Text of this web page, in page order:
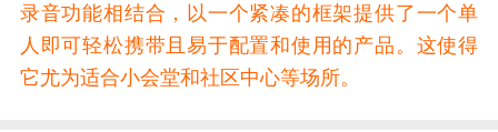
录音功能相结合，以一个紧凑的框架提供了一个单
人即可轻松携带且易于配置和使用的产品。这使得
它尤为适合小会堂和社区中心等场所。